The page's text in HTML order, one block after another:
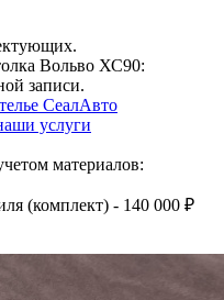
Вольво ХС90:
записи.
СеалАвто
услуги
материалов:
(комплект) - 140 000 ₽